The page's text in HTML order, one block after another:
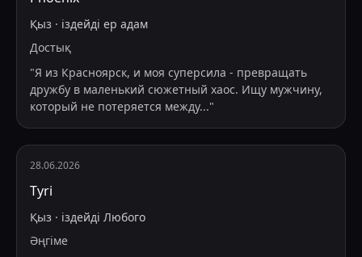
Қыз · іздейді ер адам
Достық
"Я из Красноярск, и моя суперсила - превращать
дружбу в маленький сюжетный хаос. Ищу мужчину,
который не потеряется между..."
28.06.2026
Tyri
Қыз · іздейді Любого
Әңгіме